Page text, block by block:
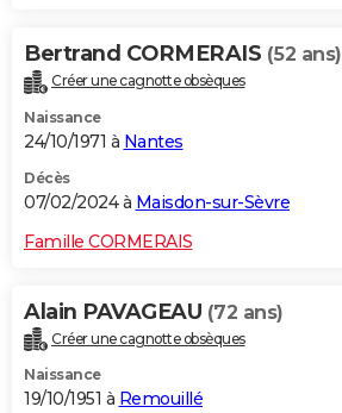
Bertrand CORMERAIS (52 ans)
Créer une cagnotte obsèques
Naissance
24/10/1971 à Nantes
Décès
07/02/2024 à Maisdon-sur-Sèvre
Famille CORMERAIS
Alain PAVAGEAU (72 ans)
Créer une cagnotte obsèques
Naissance
19/10/1951 à Remouillé